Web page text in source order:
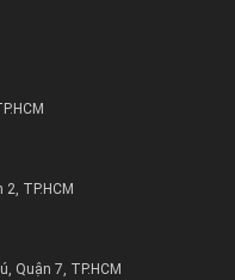
TP.HCM
Quận 7, TP.HCM